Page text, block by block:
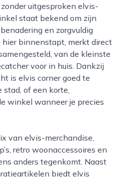
uitgesproken elvis-
staat bekend om zijn
en zorgvuldig
binnenstapt, merkt direct
van de kleinste
voor in huis. Dankzij
is elvis corner goed te
stad, of een korte,
winkel wanneer je precies
retro woonaccessoires en
anders tegenkomt. Naast
biedt elvis